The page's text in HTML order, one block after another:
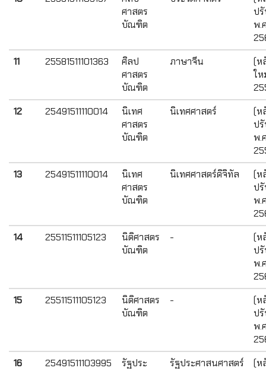
ศาสตร
บัณฑิต
ป
พ.
11
25581511101363
ศิลป
ศาสตร
บัณฑิต
ภาษาจีน
(ห
ใ
12
25491511110014
นิเทศ
ศาสตร
บัณฑิต
นิเทศศาสตร์
(ห
ป
พ.
13
25491511110014
นิเทศ
ศาสตร
บัณฑิต
นิเทศศาสตร์ดิจิทัล
(ห
ป
พ.
14
25511511105123
นิติศาสตร
บัณฑิต
-
(ห
ป
พ.
15
25511511105123
นิติศาสตร
บัณฑิต
-
(ห
ป
พ.
16
25491511103995
รัฐประ
รัฐประศาสนศาสตร์
(ห